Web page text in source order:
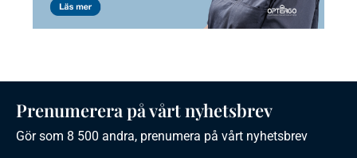
Prenumerera på vårt nyhetsbrev
Gör som 8 500 andra, prenumera på vårt nyhetsbrev